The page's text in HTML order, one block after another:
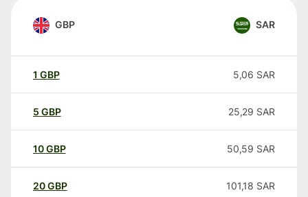
GBP SAR
1 GBP 5,06 SAR
5 GBP 25,29 SAR
10GBP 50,59 SAR
20GBP 101,18 SAR